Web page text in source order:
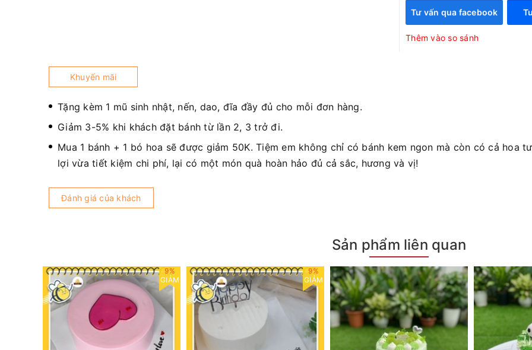
Tư vấn qua facebook
Thêm vào so sánh
Khuyến mãi
Tặng kèm 1 mũ sinh nhật, nến, dao, đĩa đầy đủ cho mỗi đơn hàng.
Giảm 3-5% khi khách đặt bánh từ lần 2, 3 trở đi.
Mua 1 bánh + 1 bó hoa sẽ được giảm 50K. Tiệm em không chỉ có bánh kem ngon mà còn có cả hoa
lợi vừa tiết kiệm chi phí, lại có một món quà hoàn hảo đủ cả sắc, hương và vị!
Đánh giá của khách
Sản phẩm liên quan
9%
GIẢM